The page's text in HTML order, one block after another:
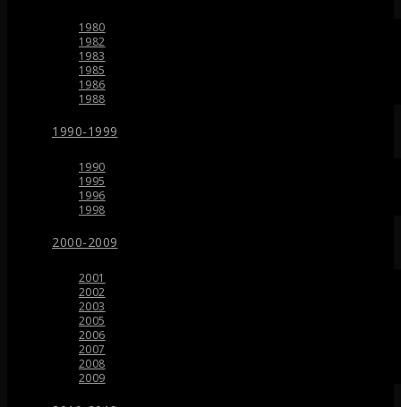
1980
1982
1983
1985
1986
1988
1990-1999
1990
1995
1996
1998
2000-2009
2001
2002
2003
2005
2006
2007
2008
2009